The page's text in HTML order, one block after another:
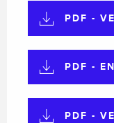
PDF -
PDF -
PDF -